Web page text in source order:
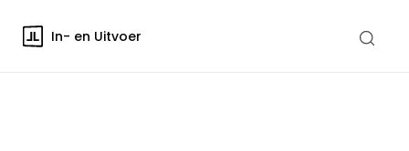
In- en Uitvoer